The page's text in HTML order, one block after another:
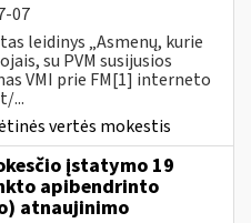
07
leidinys „Asmenų, kurie
su PVM susijusios
VMI prie FM[1] interneto
...
vertės mokestis
įstatymo 19
apibendrinto
atnaujinimo